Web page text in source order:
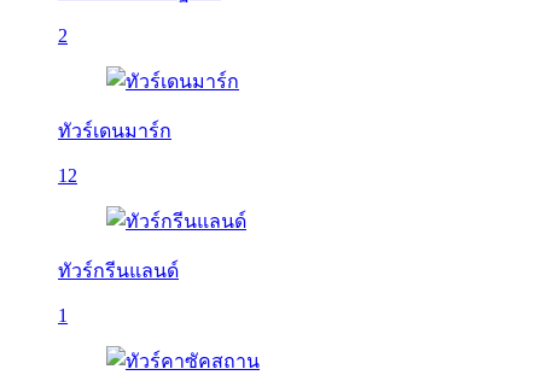
2
ทัวร์เดนมาร์ก
12
ทัวร์กรีนแลนด์
1